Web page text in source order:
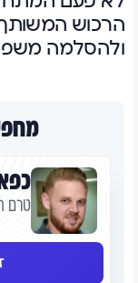
הרכוש
ולהסלמה
טרם